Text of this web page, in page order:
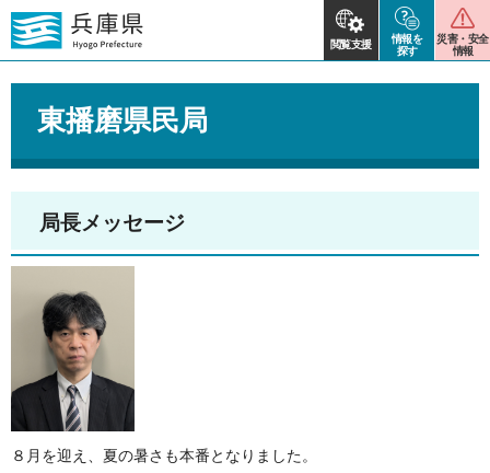
閲覧支援
情報を
探す
災害・安全
情報
東播磨県民局
局長メッセージ
８月を迎え、夏の暑さも本番となりました。